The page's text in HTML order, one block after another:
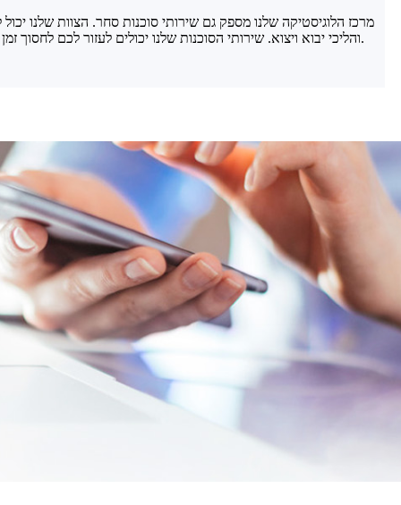
מרכז הלוגיסטיקה שלנו מספק גם שירותי סוכנות סחר. הצוות שלנו
והליכי יבוא ויצוא. שירותי הסוכנות שלנו יכולים לעזור לכם לחסוך זמן ואנרגיה, ולאפשר לכם להתמקד בפיתוח העסק שלכם.